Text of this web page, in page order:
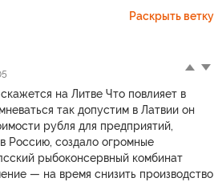
Раскрыть ветку
на Литве Что повлияет в
так допустим в Латвии он
рубля для предприятий,
Россию, создало огромные
рыбоконсервный комбинат
— на время снизить производство